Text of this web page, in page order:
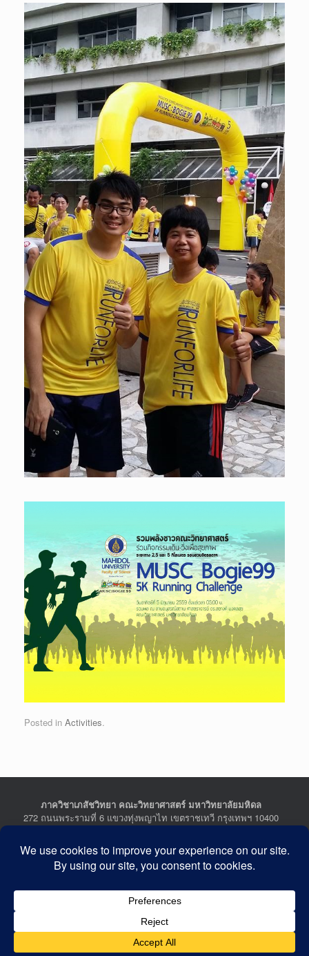
Posted in Activities.
ภาควิชาเภสัชวิทยา คณะวิทยาศาสตร์ มหาวิทยาลัยมหิดล
272 ถนนพระรามที่ 6 แขวงทุ่งพญาไท เขตราชเทวี กรุงเทพฯ 10400
Department of Pharmacology, Faculty of Science, Mahidol
University
272 Rama VI Road, Ratchathewi District, Bangkok 10400
Tel : +662-201-5641-2, Fax : +662-354-7157
Last Updated: July 21, 2026